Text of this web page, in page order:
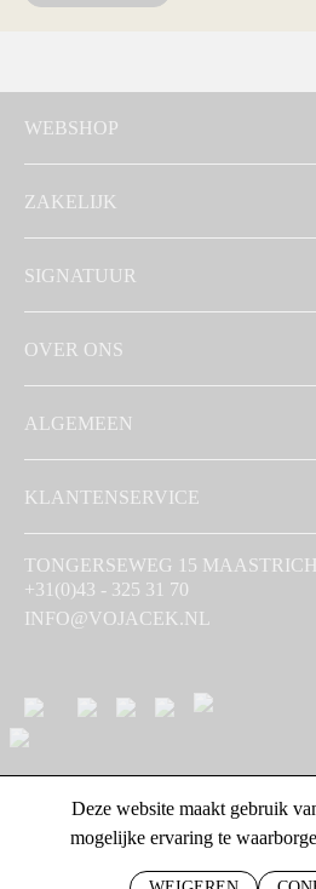
WEBSHOP
ZAKELIJK
SIGNATUUR
OVER ONS
ALGEMEEN
KLANTENSERVICE
TONGERSEWEG 15
+31(0)43 - 325 31 70
INFO@VOJACEK.NL
Deze website maakt gebruik
mogelijke ervaring te